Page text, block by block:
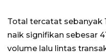
Total tercatat sebanyak
naik signifikan sebesar
volume lalu lintas